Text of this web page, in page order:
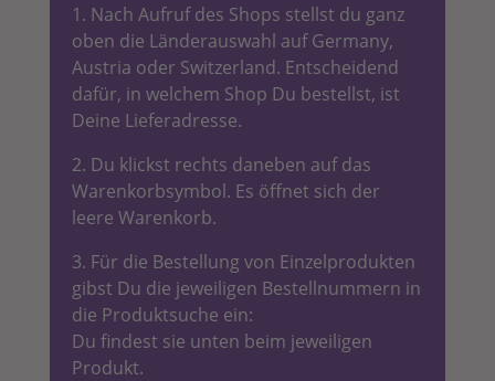
1. Nach Aufruf des Shops stellst du ganz
oben die Länderauswahl auf Germany,
Austria oder Switzerland. Entscheidend
dafür, in welchem Shop Du bestellst, ist
Deine Lieferadresse.
2. Du klickst rechts daneben auf das
Warenkorbsymbol. Es öffnet sich der
leere Warenkorb.
3. Für die Bestellung von Einzelprodukten
gibst Du die jeweiligen Bestellnummern in
die Produktsuche ein:
Du findest sie unten beim jeweiligen
Produkt.